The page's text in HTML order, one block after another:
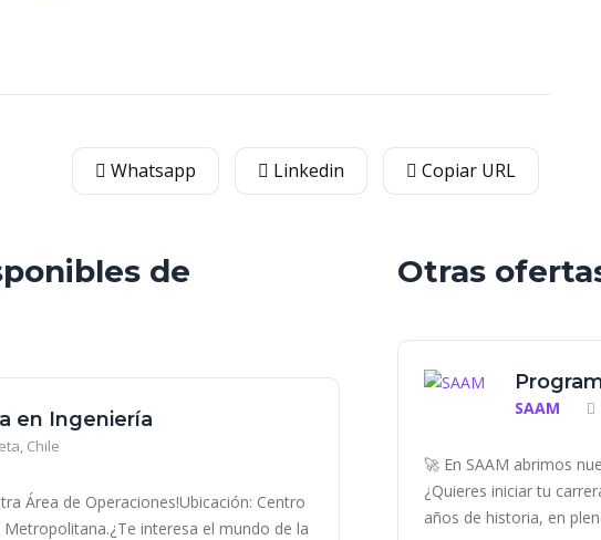
Whatsapp Linkedin Copiar URL
de
en Ingeniería
Chile
Área de Operaciones!Ubicación: Centro
interesa el mundo de la
Otras
SAAM
🚀 En SAAM abrimos
¿Quieres iniciar tu
años de historia, en